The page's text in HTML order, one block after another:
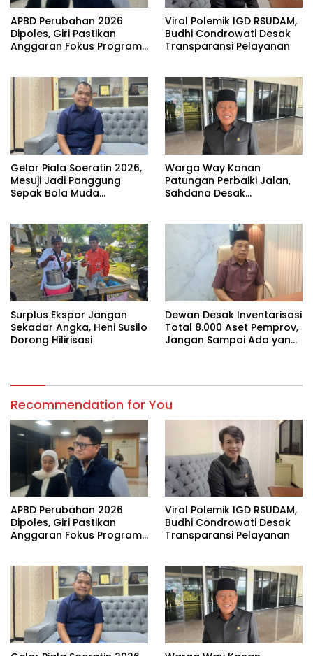
APBD Perubahan 2026
Dipoles, Giri Pastikan
Anggaran Fokus Program
Viral Polemik IGD RSUDAM,
Budhi Condrowati Desak
Transparansi Pelayanan
Gelar Piala Soeratin 2026,
Mesuji Jadi Panggung
Sepak Bola Muda
Warga Way Kanan
Patungan Perbaiki Jalan,
Sahdana Desak
Surplus Ekspor Jangan
Sekadar Angka, Heni Susilo
Dorong Hilirisasi
Dewan Desak Inventarisasi
Total 8.000 Aset Pemprov,
Jangan Sampai Ada yang
Recommendation for You
APBD Perubahan 2026
Dipoles, Giri Pastikan
Anggaran Fokus Program
Viral Polemik IGD RSUDAM,
Budhi Condrowati Desak
Transparansi Pelayanan